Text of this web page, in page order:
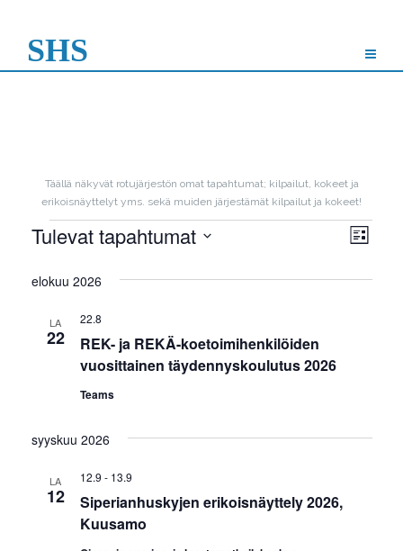
contentSHS
Täällä näkyvät rotujärjestön omat tapahtumat; kilpailut, kokeet ja
erikoisnäyttelyt yms. sekä muiden järjestämät kilpailut ja kokeet!
Tapahtumat Lista
Tulevat tapahtumat
päivä.
elokuu 2026
LA
22
REK- ja REKÄ-koetoimihenkilöiden
vuosittainen täydennyskoulutus 2026
22.8
Teams
syyskuu 2026
LA
12
Siperianhuskyjen erikoisnäyttely 2026,
Kuusamo
12.9 - 13.9